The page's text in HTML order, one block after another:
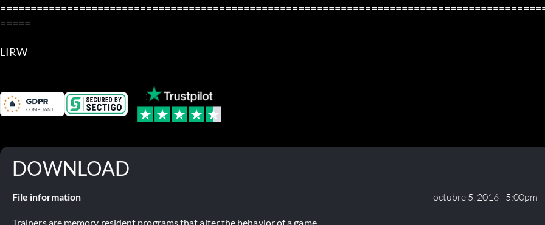
=====
LIRW
DOWNLOAD
File information octubre 5, 2016 - 5:00pm
Trainers are memory resident programs that alter the behavior of a game.